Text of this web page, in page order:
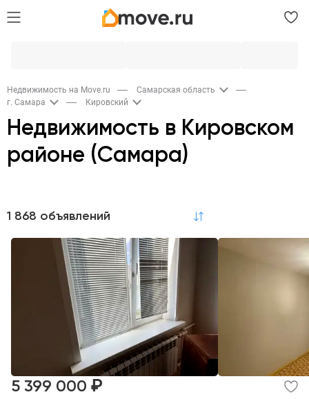
Недвижимость на Move.ru
Самарская область
г. Самара
Кировский
Недвижимость в Кировском
районе (Самара)
77 Коммерческая 87
Новостройки 1 Квартиры в новостройках
114 Комнаты 20
Коммерческая 147 Гаражи 3
1 868 объявленийпо релевантности
5 399 000 ₽